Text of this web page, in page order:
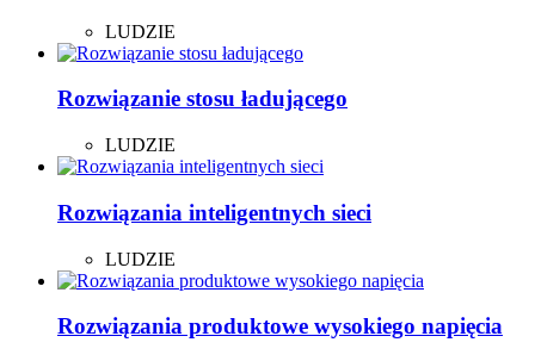
LUDZIE
Rozwiązanie stosu ładującego
LUDZIE
Rozwiązania inteligentnych sieci
LUDZIE
Rozwiązania produktowe wysokiego napięcia